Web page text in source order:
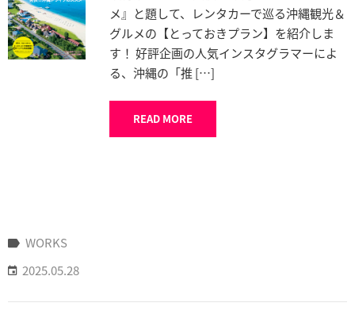
メ』と題して、レンタカーで巡る沖縄観光＆
グルメの【とっておきプラン】を紹介しま
す！ 好評企画の人気インスタグラマーによ
る、沖縄の「推 […]
READ MORE
WORKS
2025.05.28